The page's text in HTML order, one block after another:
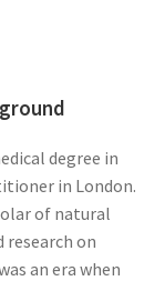
ング
温度を考察】
degree in
in London.
of natural
research on
an era when